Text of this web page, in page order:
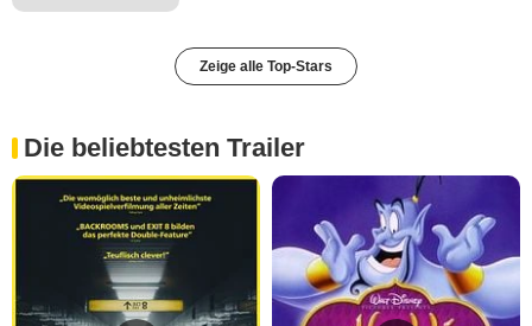
Zeige alle Top-Stars
Die beliebtesten Trailer